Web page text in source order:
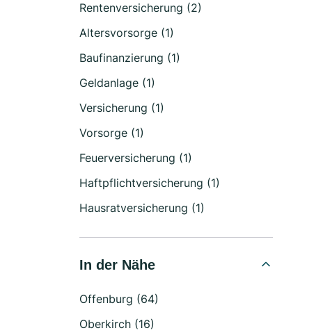
Rentenversicherung (2)
Altersvorsorge (1)
Baufinanzierung (1)
Geldanlage (1)
Versicherung (1)
Vorsorge (1)
Feuerversicherung (1)
Haftpflichtversicherung (1)
Hausratversicherung (1)
In der Nähe
Offenburg (64)
Oberkirch (16)